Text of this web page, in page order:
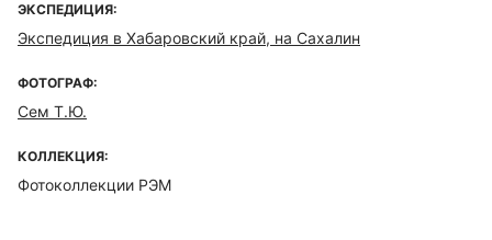
ЭКСПЕДИЦИЯ:
Экспедиция в Хабаровский край, на Сахалин
ФОТОГРАФ:
Сем Т.Ю.
КОЛЛЕКЦИЯ:
Фотоколлекции РЭМ